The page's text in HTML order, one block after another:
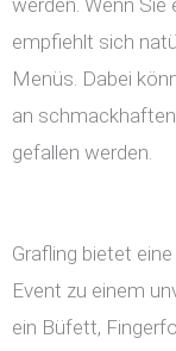
werden. Wenn Sie
empfiehlt sich
Menüs. Dabei
an
gefallen werden.
Grafling bietet
Event zu einem
ein Büfett,